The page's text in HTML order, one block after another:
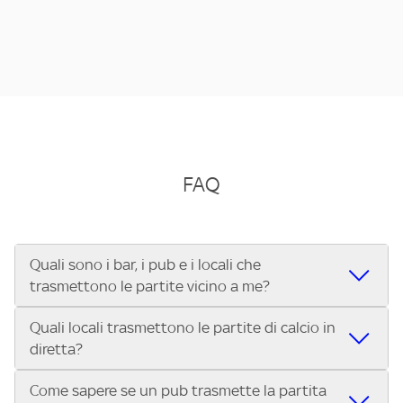
FAQ
Quali sono i bar, i pub e i locali che
trasmettono le partite vicino a me?
Se cerchi un bar, pub, ristorante o locale vicino a te per
vedere le partite di Serie A ENILIVE, la Serie C Sky Wifi, la
UEFA Champions League, la UEFA Europa League, la UEFA
Conference League, il Tennis, la Formula 1®, la MotoGP™ e
Quali locali trasmettono le partite di calcio in
diretta?
Vuoi sapere quali bar, pub o ristoranti mostrano le partite
Come sapere se un pub trasmette la partita